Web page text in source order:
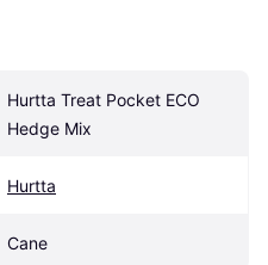
Hurtta Treat Pocket ECO
Hedge Mix
Hurtta
Cane